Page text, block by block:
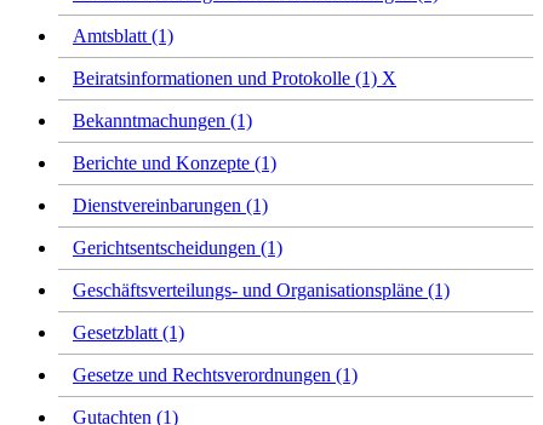
Amtsblatt (1)
Beiratsinformationen und Protokolle (1) X
Bekanntmachungen (1)
Berichte und Konzepte (1)
Dienstvereinbarungen (1)
Gerichtsentscheidungen (1)
Geschäftsverteilungs- und Organisationspläne (1)
Gesetzblatt (1)
Gesetze und Rechtsverordnungen (1)
Gutachten (1)